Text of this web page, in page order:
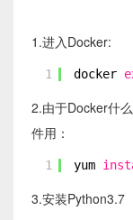
1.进入Docker:
1 docker
2.由于Docker什
件用：
1 yum
3.安装Python3.7